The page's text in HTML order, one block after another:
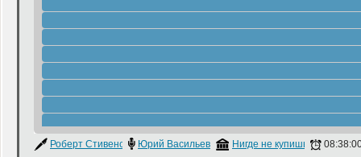
Роберт Стивенсон Юрий Васильев Нигде не купишь